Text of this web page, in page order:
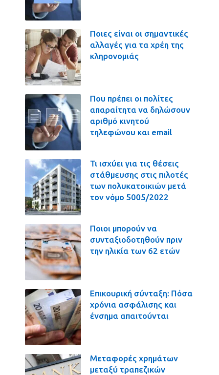
Ποιες είναι οι σημαντικές
αλλαγές για τα χρέη της
κληρονομιάς
Που πρέπει οι πολίτες
απαραίτητα να δηλώσουν
αριθμό κινητού
τηλεφώνου και email
Τι ισχύει για τις θέσεις
στάθμευσης στις πιλοτές
των πολυκατοικιών μετά
τον νόμο 5005/2022
Ποιοι μπορούν να
συνταξιοδοτηθούν πριν
την ηλικία των 62 ετών
Επικουρική σύνταξη: Πόσα
χρόνια ασφάλισης και
ένσημα απαιτούνται
Μεταφορές χρημάτων
μεταξύ τραπεζικών